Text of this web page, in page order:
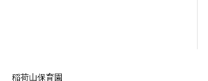
稲荷山保育園